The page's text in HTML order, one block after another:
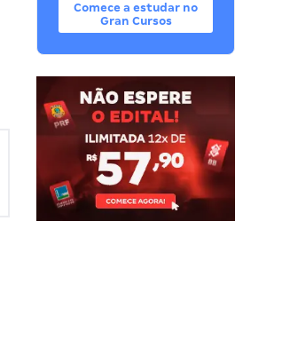
Comece a estudar no
Gran Cursos